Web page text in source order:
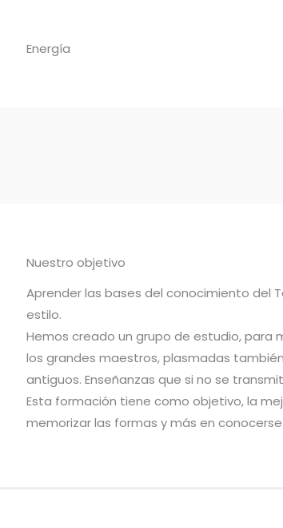
Energía
Nuestro objetivo
Aprender las bases del conocimiento del
estilo.
Hemos creado un grupo de estudio, para
los grandes maestros, plasmadas
antiguos. Enseñanzas que si no se
Esta formación tiene como objetivo, la
memorizar las formas y más en